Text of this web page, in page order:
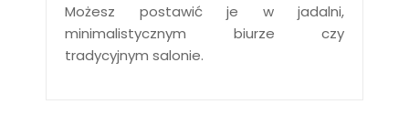
Możesz postawić je w jadalni,
minimalistycznym biurze czy
tradycyjnym salonie.